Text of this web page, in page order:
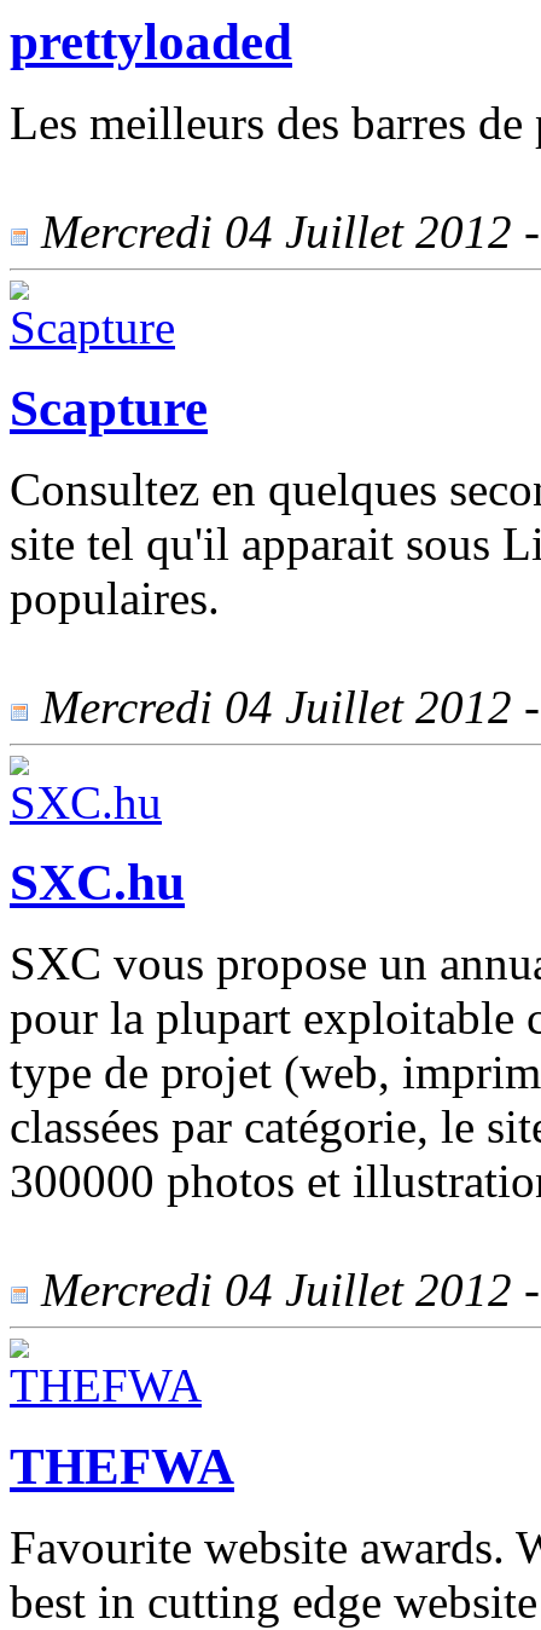
prettyloaded
Les meilleurs des barres
Mercredi 04 Juillet 2012
Scapture
Consultez en quelques
site tel qu'il apparait sous
populaires.
Mercredi 04 Juillet 2012
SXC.hu
SXC vous propose un
pour la plupart exploitable
type de projet (web,
classées par catégorie, le
300000 photos et
Mercredi 04 Juillet 2012
THEFWA
Favourite website awards.
best in cutting edge